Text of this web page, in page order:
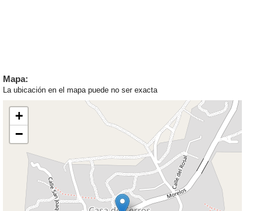
Mapa:
La ubicación en el mapa puede no ser exacta
+
−